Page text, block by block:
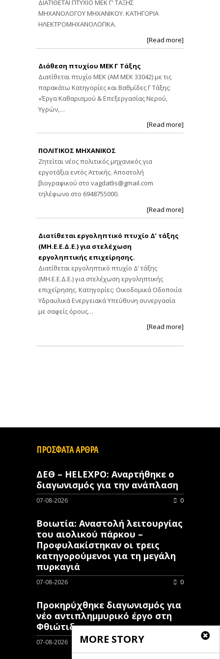
ΔΙΑΤΙΘΕΤΑΙ ΠΤΥΧΙΟ ΜΕΚ Γ' ΤΑΞΗΣ
ΜΗΧΑΝΟΛΟΓΟΥ ΜΗΧΑΝΙΚΟΥ. ΚΑΤΗΓΟΡΙΑ
ΗΛΕΚΤΡΟΜΗΧΑΝΟΛΟΓΙΚΑ.
[Read more]
Διάθεση πτυχίου ΜΕΚ Γ Τάξης
Διατίθεται πτυχίο ΜΕΚ (ΑΜ ΜΕΚ 33042) με τις
παρακάτω Κατηγορίες και Βαθμίδες Γ Τάξης:
«Έργα Καθαρισμού & Επεξεργασίας Νερού,
Υγρών,…
[Read more]
ΠΟΛΙΤΙΚΟΣ ΜΗΧΑΝΙΚΟΣ
Ζητείται νέος πολιτικός μηχανικός για
εργοτάξια εντός Αττικής. Αποστολή
βιογραφικού στο vagdatlis@gmail.com
τηλέφωνο στο 6948755000.
[Read more]
Διατίθεται εργοληπτικό πτυχίο Δ’ τάξης
(ΜΗ.Ε.Ε.Δ.Ε.) για στελέχωση
εργοληπτικής επιχείρησης.
Διατίθεται εργοληπτικό πτυχίο Δ’ τάξης
(ΜΗ.Ε.Ε.Δ.Ε.) για στελέχωση εργοληπτικής
επιχείρησης. Κατηγορίες: Οικοδομικά Οδοποιία
Υδραυλικά Ενεργειακά Υπεύθυνη συνεργασία
με σαφείς όρους…
[Read more]
MORE STORY
ΠΡΟΣΦΑΤΑ ΑΡΘΡΑ
ΔΕΘ – HELEXPO: Αναρτήθηκε ο
διαγωνισμός για την ανάπλαση
07-08-2026 0
Βοιωτία: Αναστολή λειτουργίας
του αιολικού πάρκου –
Προφυλακίστηκαν οι τρεις
κατηγορούμενοι για τη μεγάλη
πυρκαγιά
07-08-2026 0
Προκηρύχθηκε διαγωνισμός για
νέo αντιπλημμυρικό έργο στη
Φθιώτιδα
07-08-2026